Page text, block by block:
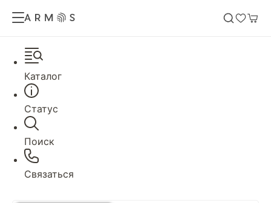
Каталог
Статус
Поиск
Связаться